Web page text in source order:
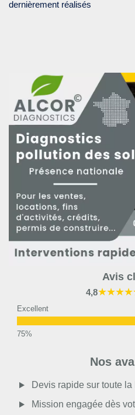
dernièrement réalisés
Avis
4,8
Excellent
Moyen
Nos
Devis rapide sur toute la
Mission engagée dès